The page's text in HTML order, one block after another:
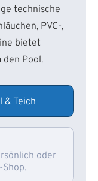
technische
PVC-,
bietet
den Pool.
& Teich
oder